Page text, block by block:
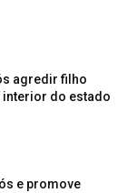
agredir filho
interior do estado
e promove